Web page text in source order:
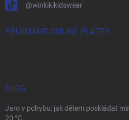
@winkikikidswear
PŘIJÍMÁME ONLINE PLATBY
BLOG
Jaro v pohybu: jak dětem poskládat
20 °C